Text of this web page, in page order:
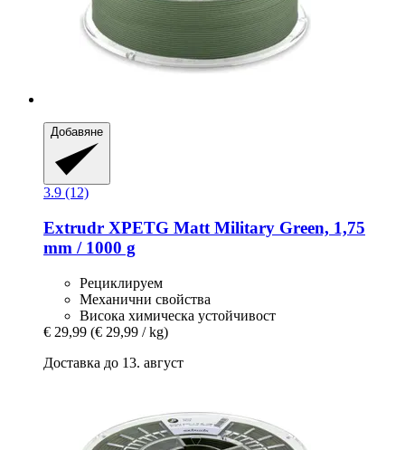
Добавяне
3.9 (12)
Extrudr XPETG Matt Military Green, 1,75
mm / 1000 g
Рециклируем
Механични свойства
Висока химическа устойчивост
€ 29,99 (€ 29,99 / kg)
Доставка до 13. август